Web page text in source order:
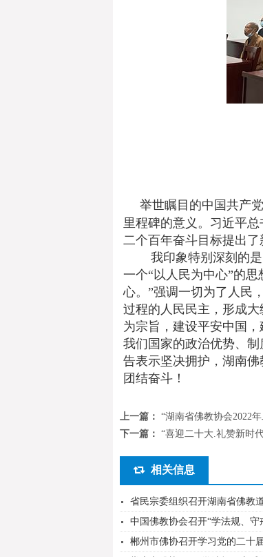
举世瞩目的中国共产
里程碑的意义。习近平
二个百年奋斗目标提出了
我印象特别深刻的是
一个“以人民为中心”的
心。”强调一切为了人民
过程的人民民主，形成
为宗旨，建设平安中国
我们国家的政治优势、
告表示坚决拥护，湖南
团结奋斗！
上一篇： “湖南省佛教协会2022
下一篇： “喜迎二十大.礼赞新时
相关信息
省民宗委组织召开湖南省佛教
中国佛教协会召开“学法规、
郴州市佛协召开学习党的二十